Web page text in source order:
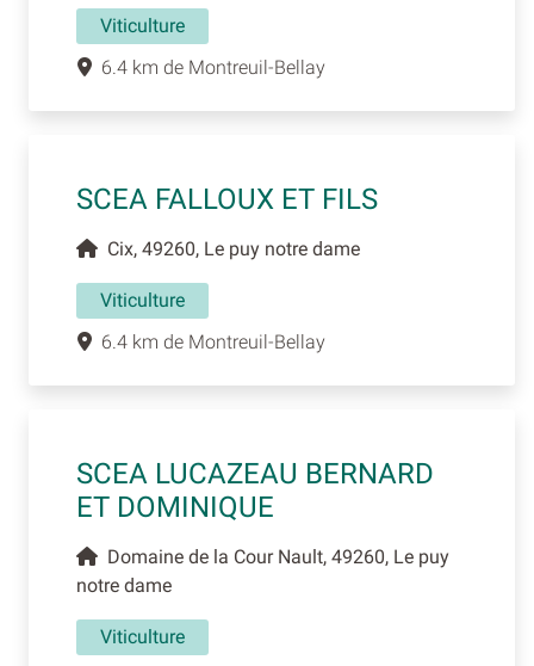
Viticulture
6.4 km de Montreuil-Bellay
SCEA FALLOUX ET FILS
Cix, 49260, Le puy notre dame
Viticulture
6.4 km de Montreuil-Bellay
SCEA LUCAZEAU BERNARD
ET DOMINIQUE
Domaine de la Cour Nault, 49260, Le puy
notre dame
Viticulture